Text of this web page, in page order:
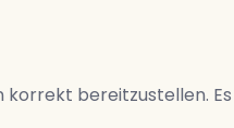
bereitzustellen.